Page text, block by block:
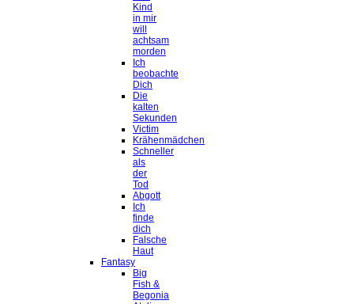
Kind
in mir
will
achtsam
morden
Ich
beobachte
Dich
Die
kalten
Sekunden
Victim
Krähenmädchen
Schneller
als
der
Tod
Abgott
Ich
finde
dich
Falsche
Haut
Fantasy
Big
Fish &
Begonia